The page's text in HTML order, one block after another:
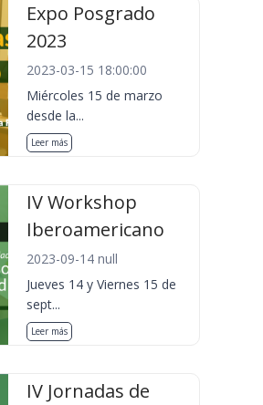
Expo Posgrado
2023
2023-03-15 18:00:00
Miércoles 15 de marzo
desde la...
Leer más
IV Workshop
Iberoamericano
2023-09-14 null
Jueves 14 y Viernes 15 de
sept...
Leer más
IV Jornadas de